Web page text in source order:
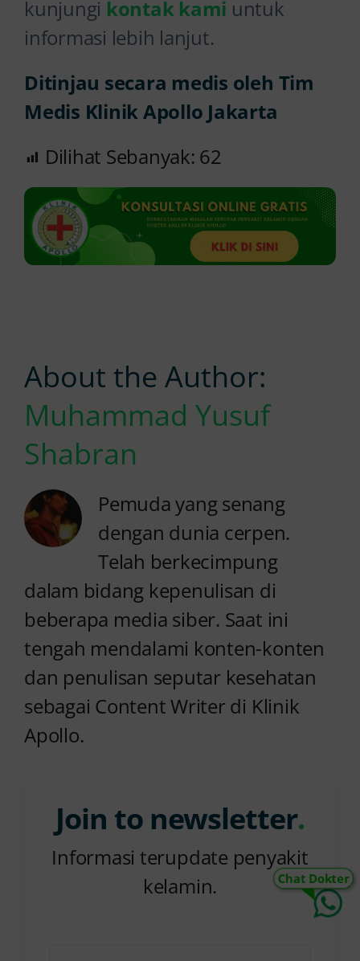
kunjungi kontak kami untuk
informasi lebih lanjut.
Ditinjau secara medis oleh Tim
Medis Klinik Apollo Jakarta
Dilihat Sebanyak: 62
Join to newsletter.
Informasi terupdate penyakit
kelamin.
About the Author:
Muhammad Yusuf
Shabran
Pemuda yang senang
dengan dunia cerpen.
Telah berkecimpung
dalam bidang kepenulisan di
beberapa media siber. Saat ini
tengah mendalami konten-konten
dan penulisan seputar kesehatan
sebagai Content Writer di Klinik
Apollo.
Chat Dokter